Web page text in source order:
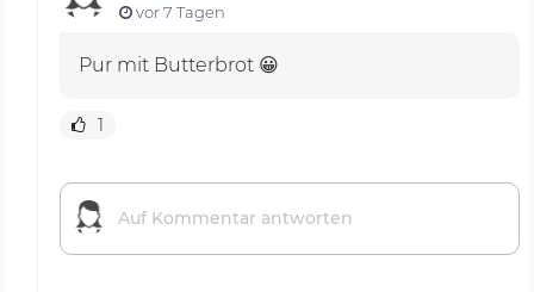
vor 7 Tagen
Pur mit Butterbrot 😀
1